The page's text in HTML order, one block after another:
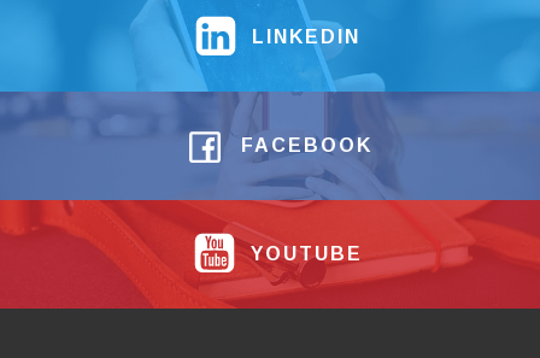
LINKEDIN
FACEBOOK
YOUTUBE